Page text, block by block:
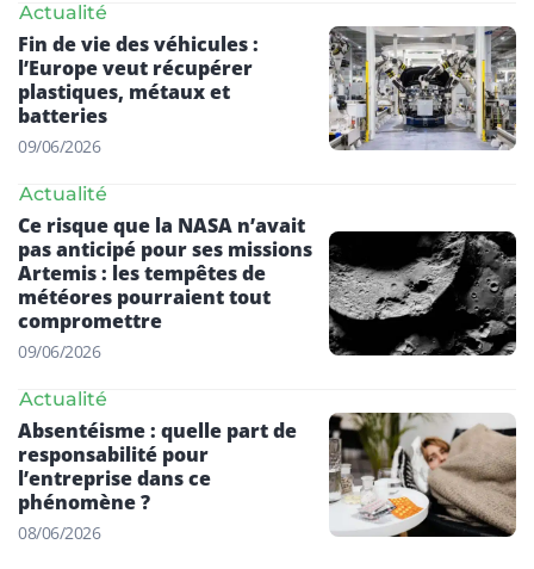
Actualité
Fin de vie des véhicules :
l’Europe veut récupérer
plastiques, métaux et
batteries
09/06/2026
Actualité
Ce risque que la NASA n’avait
pas anticipé pour ses missions
Artemis : les tempêtes de
météores pourraient tout
compromettre
09/06/2026
Actualité
Absentéisme : quelle part de
responsabilité pour
l’entreprise dans ce
phénomène ?
08/06/2026